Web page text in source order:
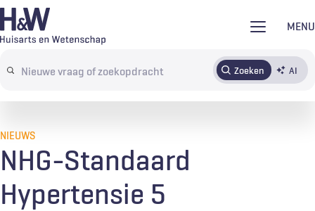
Overslaan
en
de
MENU
Search
terms
Zoeken AI
AbonnerenTijdschrift Inloggen
NIEUWS
NHG-Standaard
Hypertensie 5